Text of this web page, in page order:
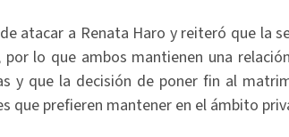
atacar a Renata Haro y reiteró que la
lo que ambos mantienen una
y que la decisión de poner fin al
que prefieren mantener en el ámbito